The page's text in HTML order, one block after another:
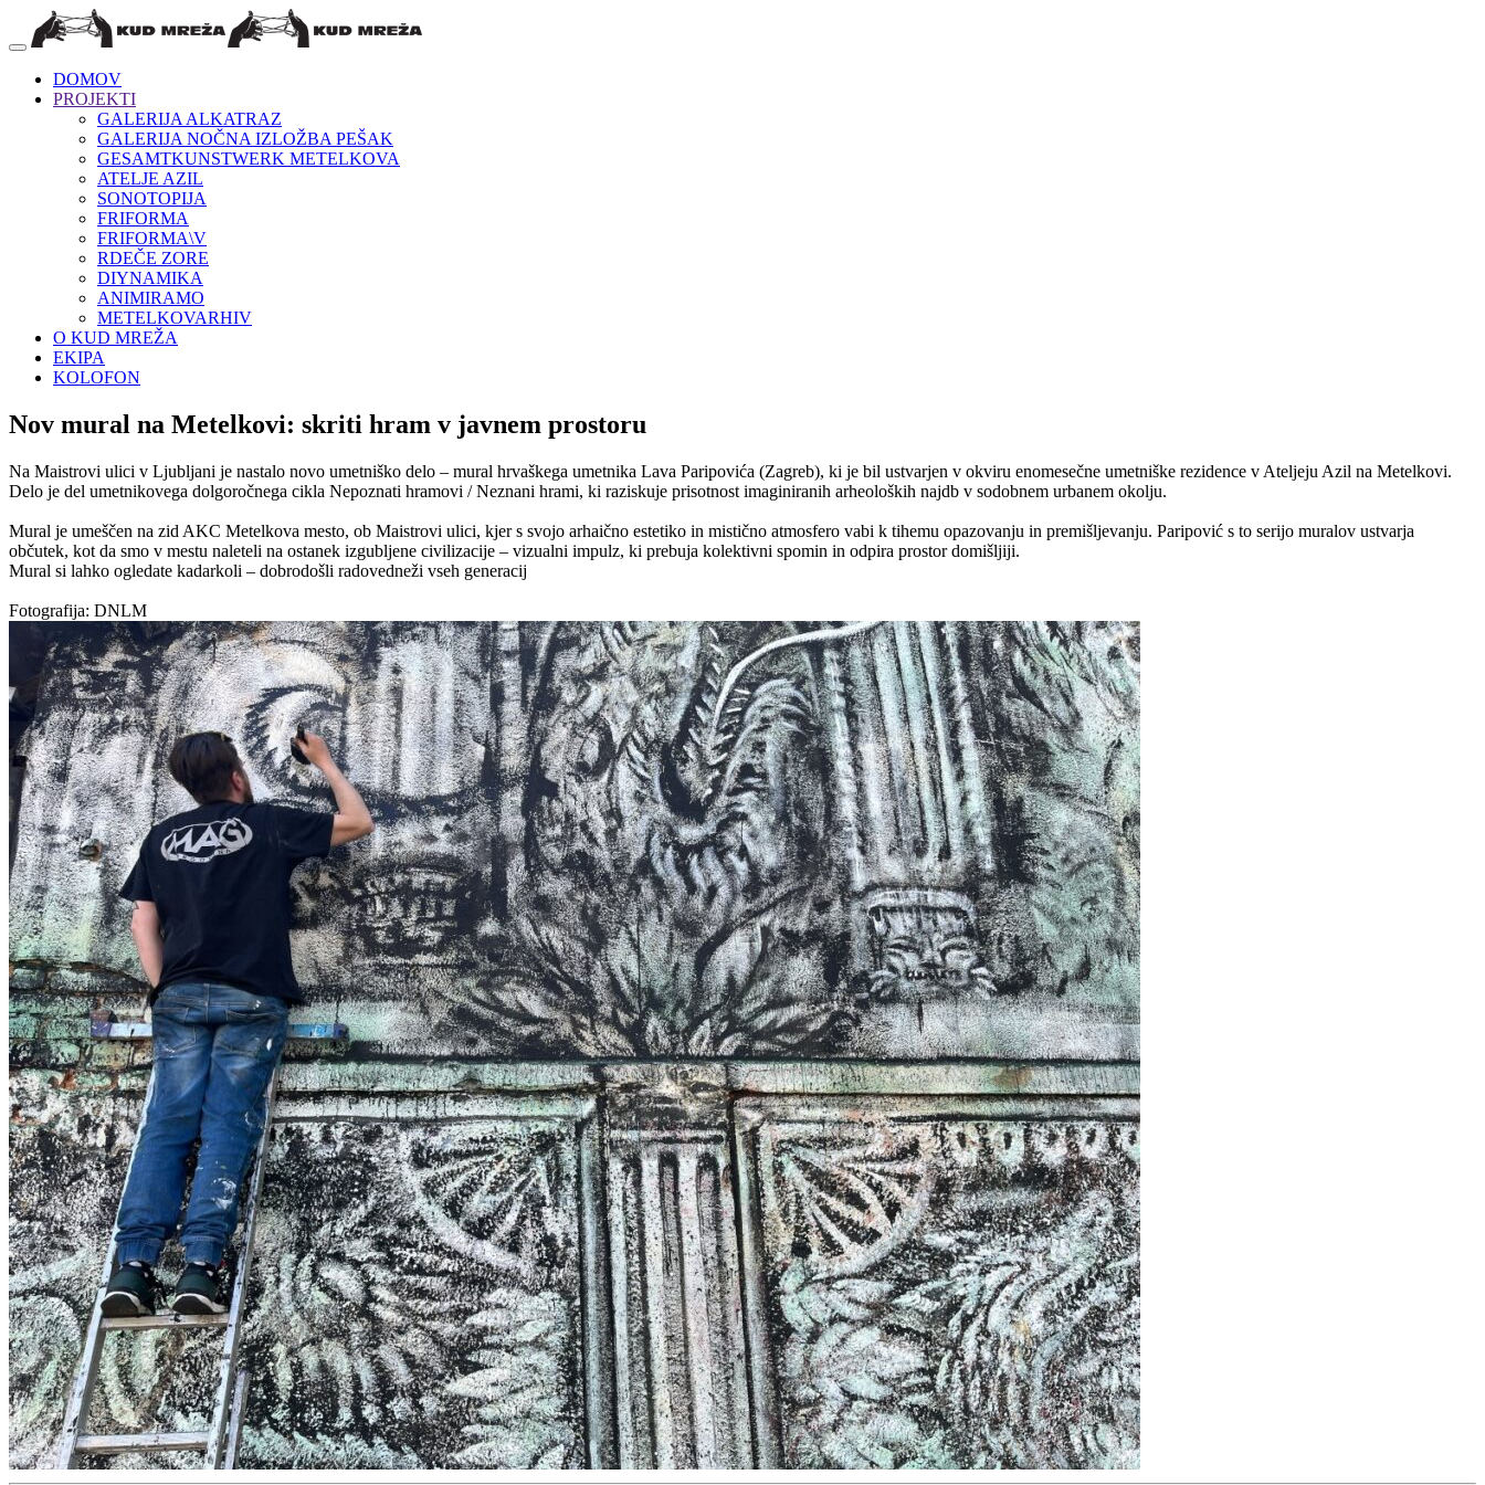
DOMOV
PROJEKTI
GALERIJA ALKATRAZ
GALERIJA NOČNA IZLOŽBA PEŠAK
GESAMTKUNSTWERK METELKOVA
ATELJE AZIL
SONOTOPIJA
FRIFORMA
FRIFORMA\V
RDEČE ZORE
DIYNAMIKA
ANIMIRAMO
METELKOVARHIV
O KUD MREŽA
EKIPA
KOLOFON
Nov mural na Metelkovi: skriti hram v javnem prostoru
Na Maistrovi ulici v Ljubljani je nastalo novo umetniško delo – mural hrvaškega umetnika Lava Paripovića (Zagreb), ki je bil ustvarjen v okviru enomesečne umetniške rezidence v Ateljeju Azil na Metelkovi.
Delo je del umetnikovega dolgoročnega cikla Nepoznati hramovi / Neznani hrami, ki raziskuje prisotnost imaginiranih arheoloških najdb v sodobnem urbanem okolju.
Mural je umeščen na zid AKC Metelkova mesto, ob Maistrovi ulici, kjer s svojo arhaično estetiko in mistično atmosfero vabi k tihemu opazovanju in premišljevanju. Paripović s to serijo muralov ustvarja
občutek, kot da smo v mestu naleteli na ostanek izgubljene civilizacije – vizualni impulz, ki prebuja kolektivni spomin in odpira prostor domišljiji.
Mural si lahko ogledate kadarkoli – dobrodošli radovedneži vseh generacij
Fotografija: DNLM